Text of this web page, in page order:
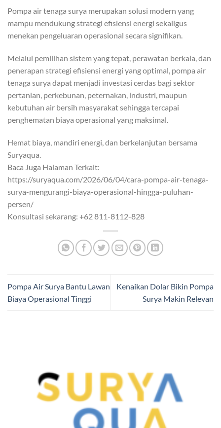
Pompa air tenaga surya merupakan solusi modern yang
mampu mendukung strategi efisiensi energi sekaligus
menekan pengeluaran operasional secara signifikan.
Melalui pemilihan sistem yang tepat, perawatan berkala, dan
penerapan strategi efisiensi energi yang optimal, pompa air
tenaga surya dapat menjadi investasi cerdas bagi sektor
pertanian, perkebunan, peternakan, industri, maupun
kebutuhan air bersih masyarakat sehingga tercapai
penghematan biaya operasional yang maksimal.
Hemat biaya, mandiri energi, dan berkelanjutan bersama
Suryaqua.
Baca Juga Halaman Terkait:
https://suryaqua.com/2026/06/04/cara-pompa-air-tenaga-
surya-mengurangi-biaya-operasional-hingga-puluhan-
persen/
Konsultasi sekarang: +62 811-8112-828
Pompa Air Surya Bantu Lawan
Biaya Operasional Tinggi
Kenaikan Dolar Bikin Pompa
Surya Makin Relevan